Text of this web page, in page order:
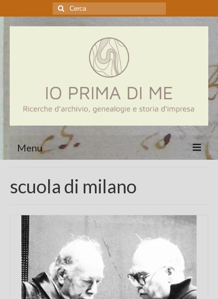
Cerca:
Menu
Genealogia
Aziende
Chi sono
FAQ
Contatti
scuola di milano